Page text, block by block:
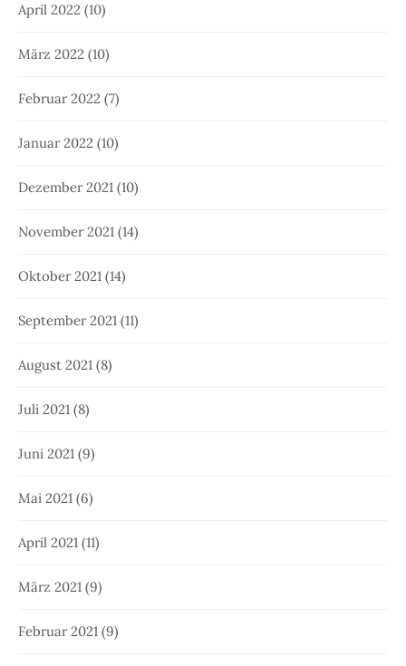
April 2022 (10)
März 2022 (10)
Februar 2022 (7)
Januar 2022 (10)
Dezember 2021 (10)
November 2021 (14)
Oktober 2021 (14)
September 2021 (11)
August 2021 (8)
Juli 2021 (8)
Juni 2021 (9)
Mai 2021 (6)
April 2021 (11)
März 2021 (9)
Februar 2021 (9)